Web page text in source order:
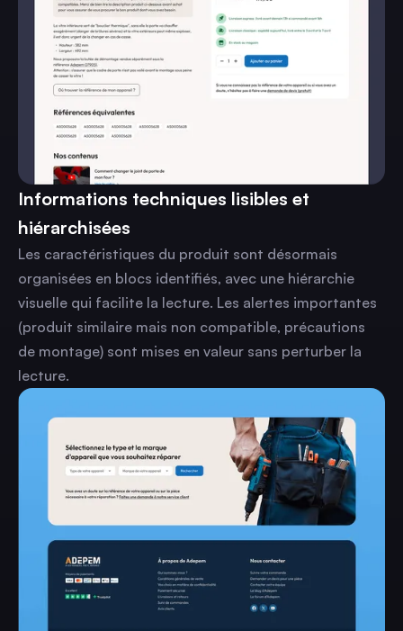
Informations techniques lisibles et
hiérarchisées
Les caractéristiques du produit sont désormais
organisées en blocs identifiés, avec une hiérarchie
visuelle qui facilite la lecture. Les alertes importantes
(produit similaire mais non compatible, précautions
de montage) sont mises en valeur sans perturber la
lecture.